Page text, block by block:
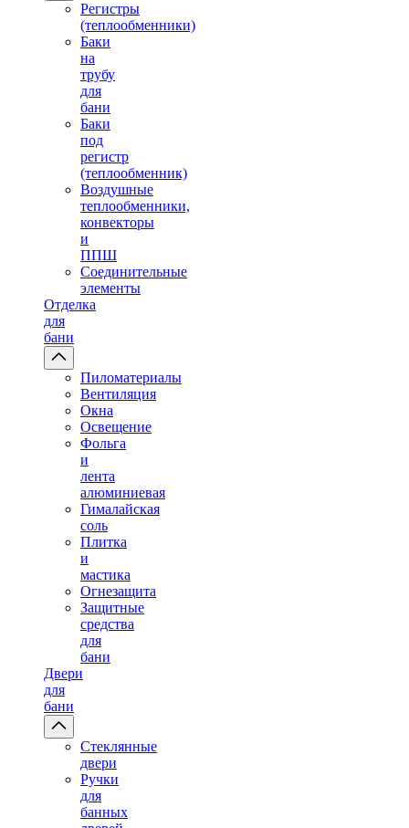
Регистры
(теплообменники)
Баки
на
трубу
для
бани
Баки
под
регистр
(теплообменник)
Воздушные
теплообменники,
конвекторы
и
ППШ
Соединительные
элементы
Отделка
для
бани
Пиломатериалы
Вентиляция
Окна
Освещение
Фольга
и
лента
алюминиевая
Гималайская
соль
Плитка
и
мастика
Огнезащита
Защитные
средства
для
бани
Двери
для
бани
Стеклянные
двери
Ручки
для
банных